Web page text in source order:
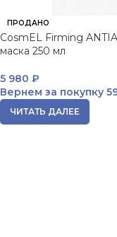
ПРОДАНО
CosmEL Firming
маска 250 мл
5 980 ₽
Вернем за покупку
ЧИТАТЬ ДАЛЕЕ